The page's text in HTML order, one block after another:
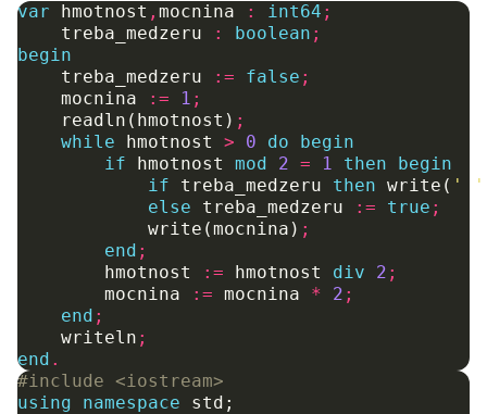
var hmotnost , mocnina : int64 ;
treba_medzeru
: boolean ;
begin
treba_medzeru
:= false ;
mocnina
:= 1 ;
readln ( hmotnost ) ;
while
hmotnost > 0 do
begin
if
hmotnost mod 2 = 1 then
begin
if
treba_medzeru then write ( ' '
else
treba_medzeru := true ;
write (mocnina ) ;
end ;
hmotnost
:= hmotnost div 2 ;
mocnina
:= mocnina * 2 ;
end ;
writeln ;
end .
#include <iostream>
using
namespace std ;